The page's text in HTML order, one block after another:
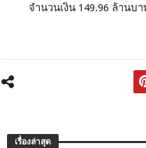
จำนวนเงิน 149.96 ล้านบา
เรื่องล่าสุด